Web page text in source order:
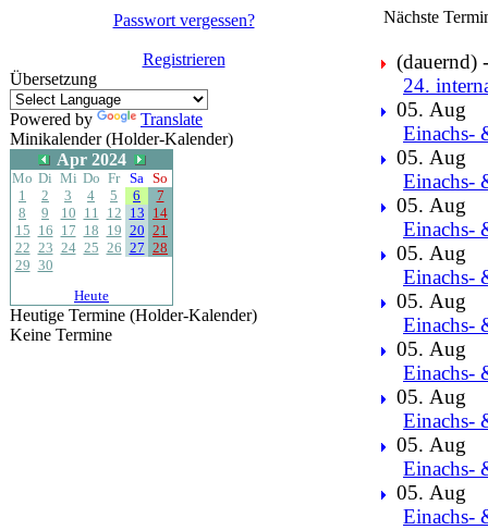
Passwort vergessen?
Registrieren
Übersetzung
Powered by
Translate
Minikalender (Holder-Kalender)
Apr 2024
Mo Di Mi Do Fr Sa So
1
2 3 4 5 6
7
8
9 10 11 12 13 14
15 16 17 18 19 20 21
22 23 24 25 26 27 28
29 30
Heute
Heutige Termine (Holder-Kalender)
Keine Termine
Nächste
(dauernd)
24.
05. Aug
Einachs-
05. Aug
Einachs-
05. Aug
Einachs-
05. Aug
Einachs-
05. Aug
Einachs-
05. Aug
Einachs-
05. Aug
Einachs-
05. Aug
Einachs-
05. Aug
Einachs-